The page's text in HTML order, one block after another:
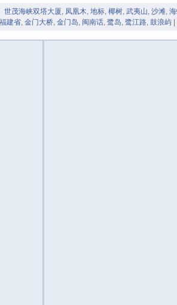
世茂海峡双塔大厦, 凤凰木,地标,椰树,武夷山,沙滩,
福建省,金门大桥,金门岛, 闽南话,鹭岛,鹭江路,鼓浪屿